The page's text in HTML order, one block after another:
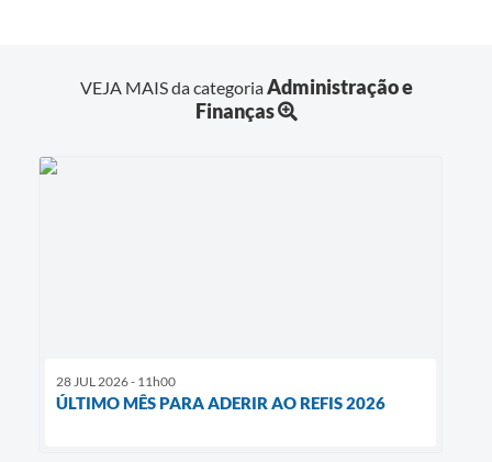
VEJA MAIS da categoriaAdministração e
Finanças
28 JUL 2026 - 11h00
ÚLTIMO MÊS PARA ADERIR AO REFIS 2026